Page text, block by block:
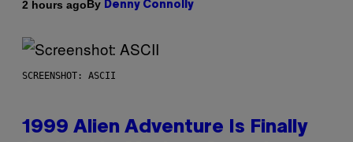
2 hours agoBy Denny Connolly
SCREENSHOT: ASCII
1999 Alien Adventure Is Finally